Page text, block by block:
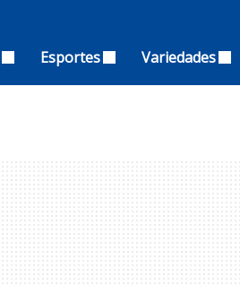
Esportes Variedades